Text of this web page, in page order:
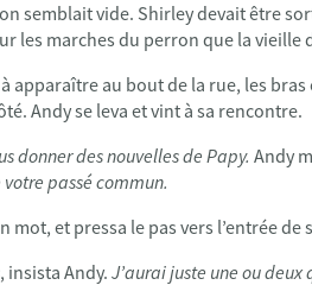
semblait vide. Shirley devait être
les marches du perron que la
apparaître au bout de la rue, les bras
Andy se leva et vint à sa rencontre.
donner des nouvelles de Papy. Andy
passé commun.
mot, et pressa le pas vers l’entrée de
, insista Andy. J’aurai juste une ou deux